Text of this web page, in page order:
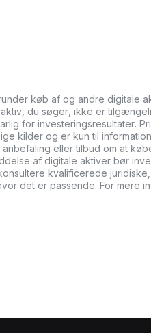
køb af og andre digitale
du søger, ikke er
for investeringsresultater.
kilder og er kun til
eller tilbud om at
af digitale aktiver bør
kvalificerede
det er passende. For mere